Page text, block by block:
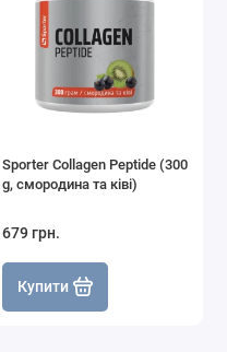
Sporter Collagen Peptide (300
g, смородина та ківі)
679 грн.
Купити